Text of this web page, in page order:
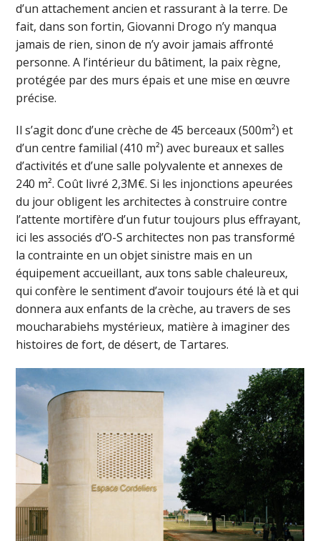
d’un attachement ancien et rassurant à la terre. De
fait, dans son fortin, Giovanni Drogo n’y manqua
jamais de rien, sinon de n’y avoir jamais affronté
personne. A l’intérieur du bâtiment, la paix règne,
protégée par des murs épais et une mise en œuvre
précise.
Il s’agit donc d’une crèche de 45 berceaux (500m²) et
d’un centre familial (410 m²) avec bureaux et salles
d’activités et d’une salle polyvalente et annexes de
240 m². Coût livré 2,3M€. Si les injonctions apeurées
du jour obligent les architectes à construire contre
l’attente mortifère d’un futur toujours plus effrayant,
ici les associés d’O-S architectes non pas transformé
la contrainte en un objet sinistre mais en un
équipement accueillant, aux tons sable chaleureux,
qui confère le sentiment d’avoir toujours été là et qui
donnera aux enfants de la crèche, au travers de ses
moucharabiehs mystérieux, matière à imaginer des
histoires de fort, de désert, de Tartares.